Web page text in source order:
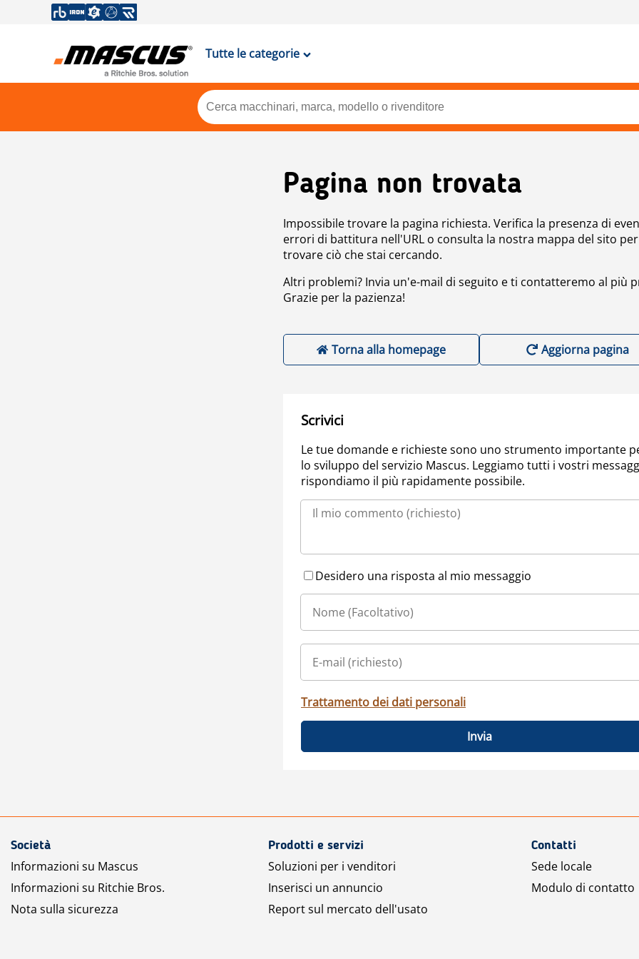
Tutte le categorie
Pagina non trovata
Impossibile trovare la pagina richiesta. Verifica la presenza di
errori di battitura nell'URL o consulta la nostra mappa del sito per
trovare ciò che stai cercando.
Altri problemi? Invia un'e-mail di seguito e ti contatteremo al più
Grazie per la pazienza!
Torna alla homepage Aggiorna pagina
Scrivici
Le tue domande e richieste sono uno strumento importante
lo sviluppo del servizio Mascus. Leggiamo tutti i vostri
rispondiamo il più rapidamente possibile.
Desidero una risposta al mio messaggio
Trattamento dei dati personali
Invia
Società
Informazioni su Mascus
Informazioni su Ritchie Bros.
Nota sulla sicurezza
Prodotti e servizi
Soluzioni per i venditori
Inserisci un annuncio
Report sul mercato dell'usato
Contatti
Sede locale
Modulo di contatto